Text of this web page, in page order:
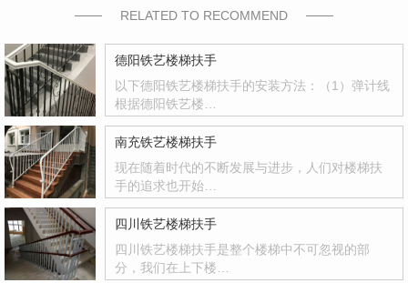
RELATED TO RECOMMEND
德阳铁艺楼梯扶手
以下德阳铁艺楼梯扶手的安装方法：（1）弹计线
根据德阳铁艺楼…
南充铁艺楼梯扶手
现在随着时代的不断发展与进步，人们对楼梯扶
手的追求也开始…
四川铁艺楼梯扶手
四川铁艺楼梯扶手是整个楼梯中不可忽视的部
分，我们在上下楼…